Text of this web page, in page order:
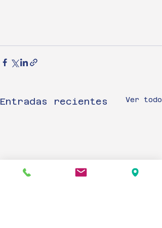
Entradas recientes Ver todo